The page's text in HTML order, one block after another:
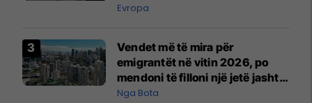
Evropa
Vendet më të mira për
emigrantët në vitin 2026, po
mendoni të filloni një jetë jashtë
vendit?
Nga Bota